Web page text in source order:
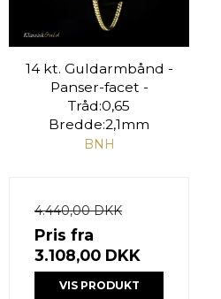
14 kt. Guldarmbånd -
Panser-facet -
Tråd:0,65
Bredde:2,1mm
BNH
4.440,00 DKK
Pris fra
3.108,00 DKK
VIS PRODUKT